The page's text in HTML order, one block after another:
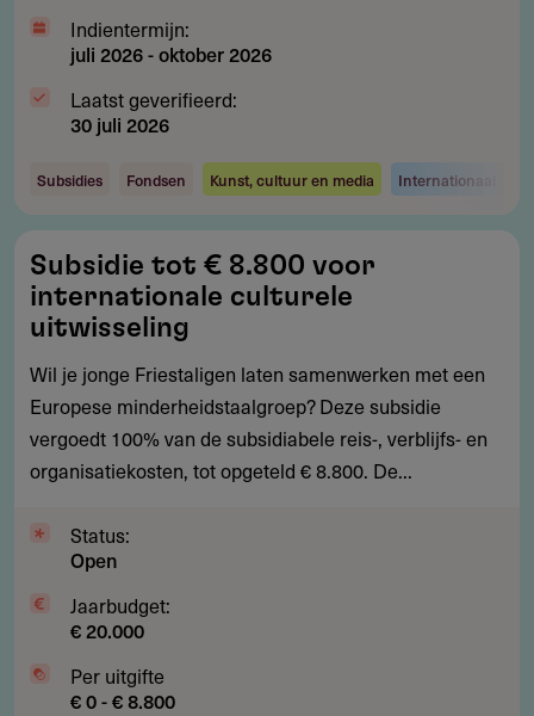
Indientermijn:
juli 2026-oktober 2026
Laatst geverifieerd:
30 juli 2026
Subsidies Fondsen Kunst, cultuur en media Internationaal
tot
€
8.800
voor
internationale
culturele
uitwisseling
Subsidie tot € 8.800 voor
internationale culturele
uitwisseling
Wil je jonge Friestaligen laten samenwerken met een
Europese minderheidstaalgroep? Deze subsidie
vergoedt 100% van de subsidiabele reis-, verblijfs- en
organisatiekosten, tot opgeteld € 8.800. De...
Status:
Open
Jaarbudget:
€ 20.000
Per uitgifte
€ 0 - € 8.800